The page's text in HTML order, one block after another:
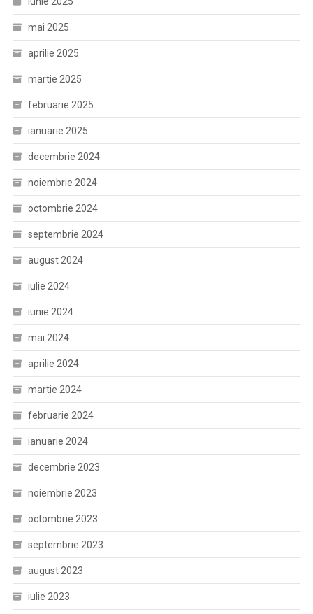
mai 2025
aprilie 2025
martie 2025
februarie 2025
ianuarie 2025
decembrie 2024
noiembrie 2024
octombrie 2024
septembrie 2024
august 2024
iulie 2024
iunie 2024
mai 2024
aprilie 2024
martie 2024
februarie 2024
ianuarie 2024
decembrie 2023
noiembrie 2023
octombrie 2023
septembrie 2023
august 2023
iulie 2023